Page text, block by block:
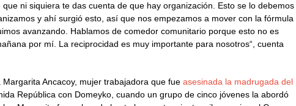
ni siquiera te das cuenta de que hay organización. Esto se lo debemos
y ahí surgió esto, así que nos empezamos a mover con la fórmula
avanzando. Hablamos de comedor comunitario porque esto no es
por mí. La reciprocidad es muy importante para nosotros“, cuenta
Ancacoy, mujer trabajadora que fueasesinada la madrugada del
República con Domeyko, cuando un grupo de cinco jóvenes la abordó